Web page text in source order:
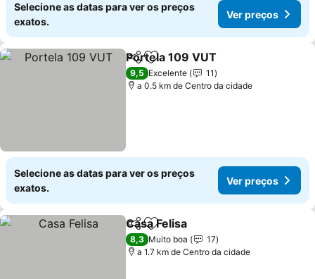
Selecione as datas para ver os preços
exatos.
Ver preços
PartilharAdicionar aos favoritos
Portela 109 VUT
9,5 Excelente
11
a 0.5 km de Centro da cidade
Selecione as datas para ver os preços
exatos.
Ver preços
PartilharAdicionar aos favoritos
Casa Felisa
8,3 Muito boa
17
a 1.7 km de Centro da cidade